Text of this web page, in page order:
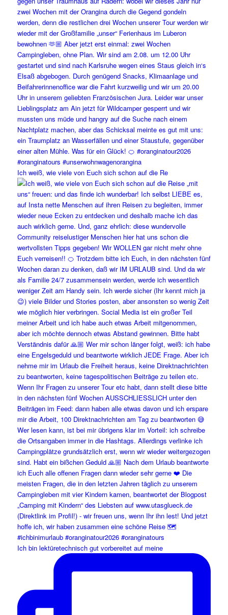
Ich weiß, wie viele von Euch sich schon auf die Re
Ich bin lektüretechnisch gut vorbereitet auf meine